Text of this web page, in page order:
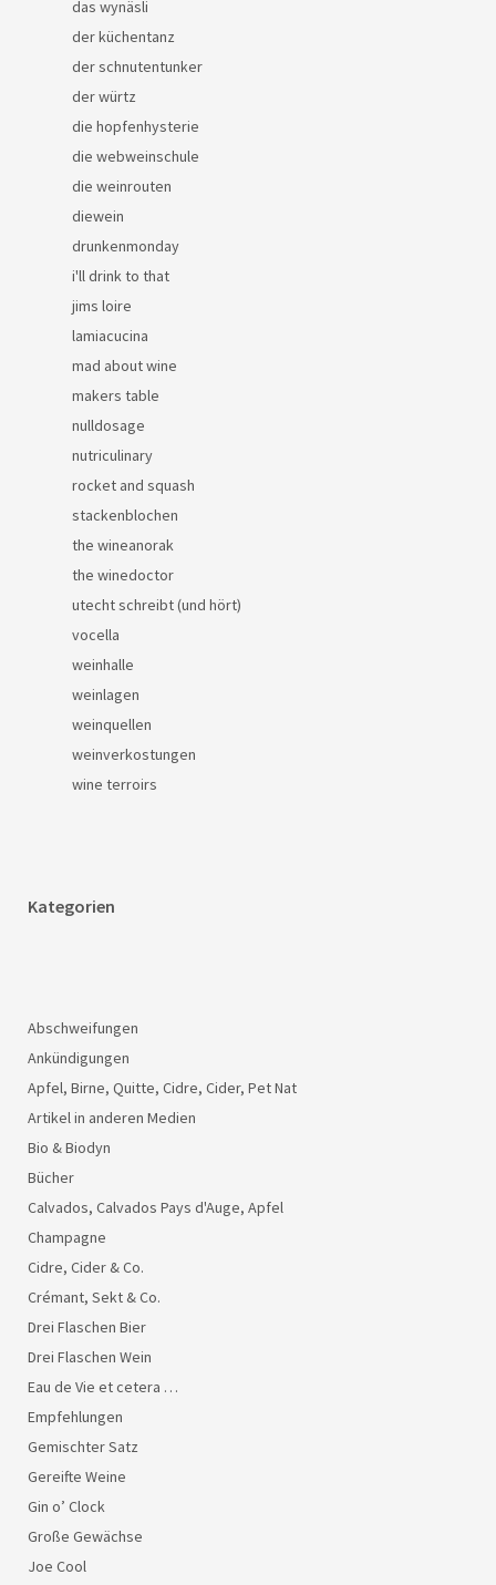
das wynäsli
der küchentanz
der schnutentunker
der würtz
die hopfenhysterie
die webweinschule
die weinrouten
diewein
drunkenmonday
i'll drink to that
jims loire
lamiacucina
mad about wine
makers table
nulldosage
nutriculinary
rocket and squash
stackenblochen
the wineanorak
the winedoctor
utecht schreibt (und hört)
vocella
weinhalle
weinlagen
weinquellen
weinverkostungen
wine terroirs
Kategorien
Abschweifungen
Ankündigungen
Apfel, Birne, Quitte, Cidre, Cider, Pet Nat
Artikel in anderen Medien
Bio & Biodyn
Bücher
Calvados, Calvados Pays d'Auge, Apfel
Champagne
Cidre, Cider & Co.
Crémant, Sekt & Co.
Drei Flaschen Bier
Drei Flaschen Wein
Eau de Vie et cetera …
Empfehlungen
Gemischter Satz
Gereifte Weine
Gin o’ Clock
Große Gewächse
Joe Cool